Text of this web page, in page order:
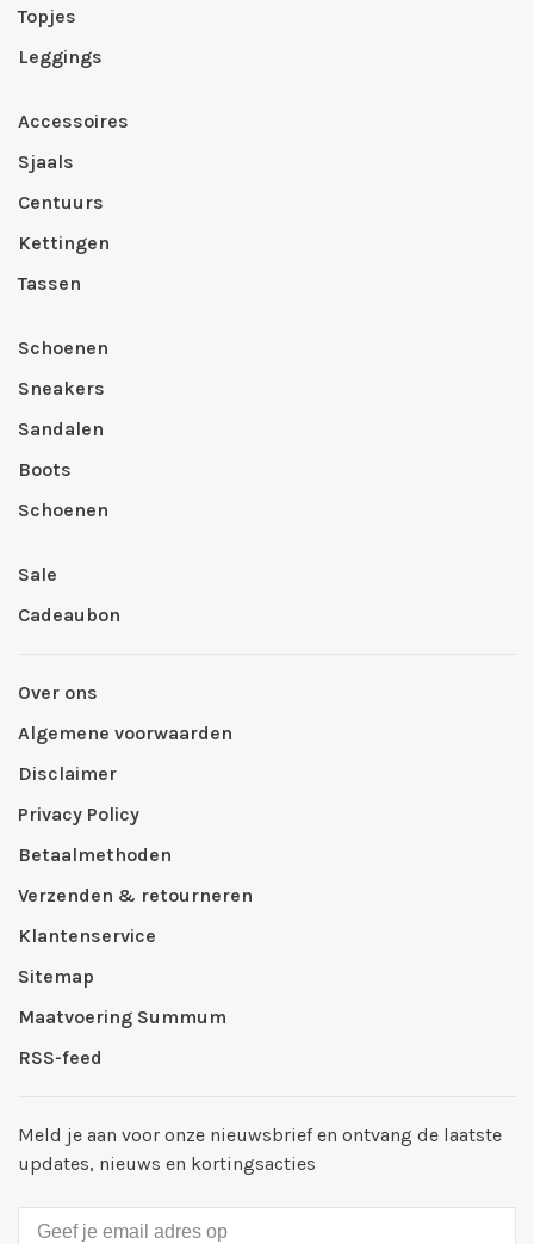
Topjes
Leggings
Accessoires
Sjaals
Centuurs
Kettingen
Tassen
Schoenen
Sneakers
Sandalen
Boots
Schoenen
Sale
Cadeaubon
Over ons
Algemene voorwaarden
Disclaimer
Privacy Policy
Betaalmethoden
Verzenden & retourneren
Klantenservice
Sitemap
Maatvoering Summum
RSS-feed
Meld je aan voor onze nieuwsbrief en ontvang de laatste
updates, nieuws en kortingsacties